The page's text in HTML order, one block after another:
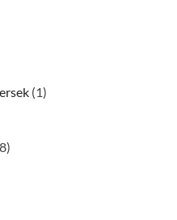
(1)